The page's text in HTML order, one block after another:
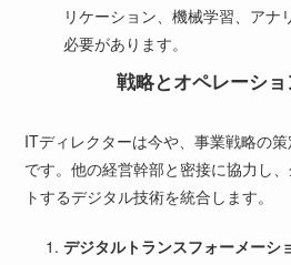
リケーション、機械学習、アナ
必要があります。
戦略とオペレーシ
ITディレクターは今や、事業戦略の
です。他の経営幹部と密接に協力し
トするデジタル技術を統合します。
デジタルトランスフォーメーシ